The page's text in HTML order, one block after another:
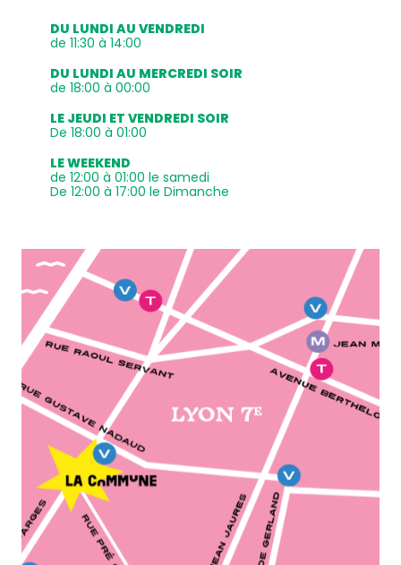
DU LUNDI AU VENDREDI
de 11:30 à 14:00
DU LUNDI AU MERCREDI SOIR
de 18:00 à 00:00
LE JEUDI ET VENDREDI SOIR
De 18:00 à 01:00
LE WEEKEND
de 12:00 à 01:00 le samedi
De 12:00 à 17:00 le Dimanche